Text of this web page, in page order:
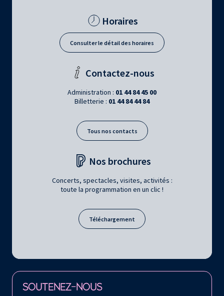
Horaires
Consulter le détail des horaires
Contactez-nous
Administration : 01 44 84 45 00
Billetterie : 01 44 84 44 84
Tous nos contacts
Nos brochures
Concerts, spectacles, visites, activités :
toute la programmation en un clic !
Téléchargement
SOUTENEZ-NOUS
Retrouvez la Philharmonie de Paris sur